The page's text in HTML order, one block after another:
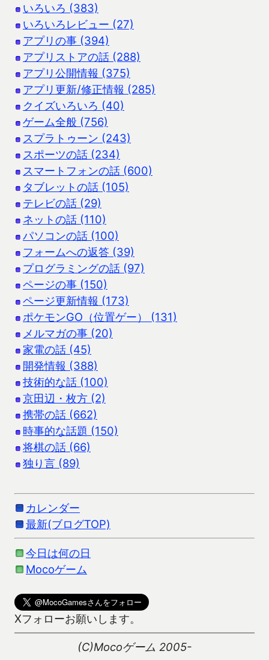
いろいろ (383)
いろいろレビュー (27)
アプリの事 (394)
アプリストアの話 (288)
アプリ公開情報 (375)
アプリ更新/修正情報 (285)
クイズいろいろ (40)
ゲーム全般 (756)
スプラトゥーン (243)
スポーツの話 (234)
スマートフォンの話 (600)
タブレットの話 (105)
テレビの話 (29)
ネットの話 (110)
パソコンの話 (100)
フォームへの返答 (39)
プログラミングの話 (97)
ページの事 (150)
ページ更新情報 (173)
ポケモンGO（位置ゲー） (131)
メルマガの事 (20)
家電の話 (45)
開発情報 (388)
技術的な話 (100)
京田辺・枚方 (2)
携帯の話 (662)
時事的な話題 (150)
将棋の話 (66)
独り言 (89)
カレンダー
最新(ブログTOP)
今日は何の日
Mocoゲーム
Xフォローお願いします。
(C)Mocoゲーム 2005-